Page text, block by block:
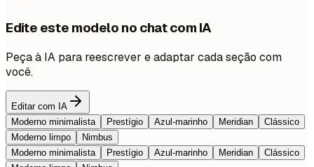
Edite este modelo no chat com IA
Peça à IA para reescrever e adaptar cada seção com
você.
Editar com IA
Moderno minimalista
Prestígio Azul-marinho Meridian
Clássico
Moderno limpo
Nimbus
Moderno minimalista
Prestígio Azul-marinho Meridian
Clássico